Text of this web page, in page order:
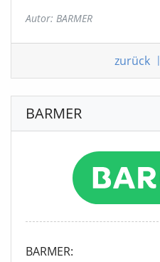
Autor: BARMER
zurück |
BARMER
BARMER: